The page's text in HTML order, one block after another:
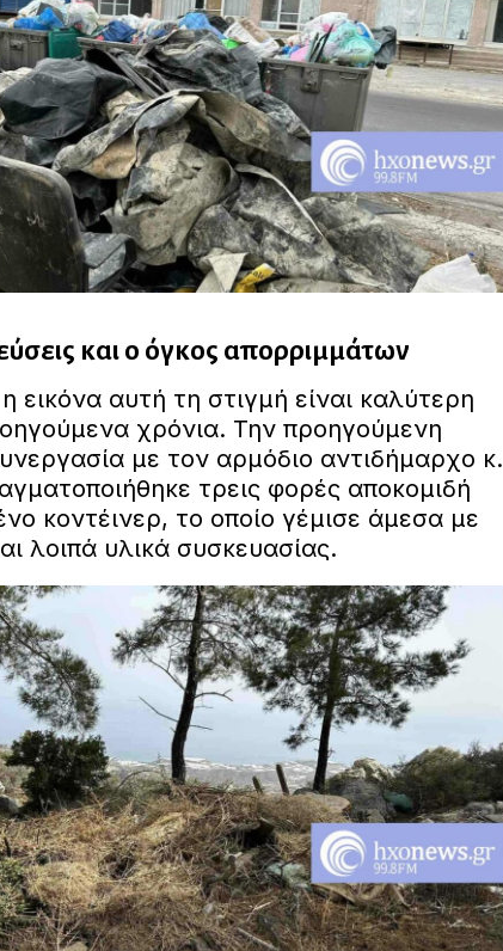
και ο όγκος απορριμμάτων
εικόνα αυτή τη στιγμή είναι καλύτερη
χρόνια. Την προηγούμενη
με τον αρμόδιο αντιδήμαρχο κ.
τρεις φορές αποκομιδή
κοντέινερ, το οποίο γέμισε άμεσα με
λοιπά υλικά συσκευασίας.